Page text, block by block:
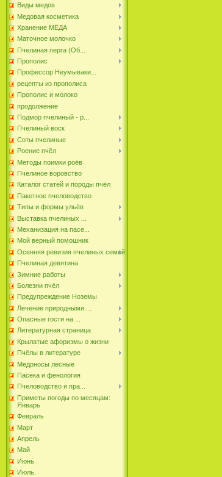
Виды медов
Медовая косметика
Хранение МЁДА
Маточное молочко
Пчелиная перга (Об...
Прополис
Профессор Неумываки...
рецепты из прополиса
Прополис и молоко
продолжение
Подмор пчелиный - р...
Пчелиный воск
Соты пчелиные
Роение пчёл
Методы поимки роёв
Пчелиное воровство
Каталог статей и породы пчёл
Пакетное пчеловодство
Типы и формы ульёв
Выставка пчелиных ...
Механизация на пасе...
Мой верный помошник
Осенняя ревизия пчелиных семей
Пчелиная девятина
Зимние работы
Болезни пчёл
Предупреждение Ноземы
Лечение природными ...
Опасные гости на ...
Литературная страница
Крылатые афоризмы о жизни
Пчёлы в литературе
Медоносы лесные
Пасека и фенология
Пчеловодство и пра...
Приметы погоды по месяцам:
Январь
Февраль
Март
Апрель
Май
Июнь
Июль.